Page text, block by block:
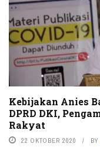
Kebijakan Anies
DPRD DKI,
Rakyat
22 OKTOBER 2020 BY